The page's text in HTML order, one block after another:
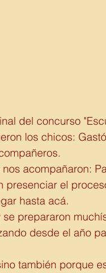
del concurso
los chicos:
acompañaron:
presenciar el
hasta acá.
prepararon
desde el año
también porque